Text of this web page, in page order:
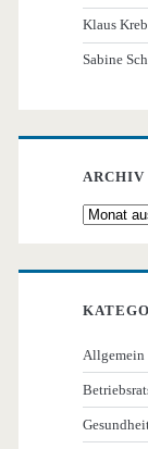
Klaus
Sabine
ARCHIV
Archiv
Allgemein